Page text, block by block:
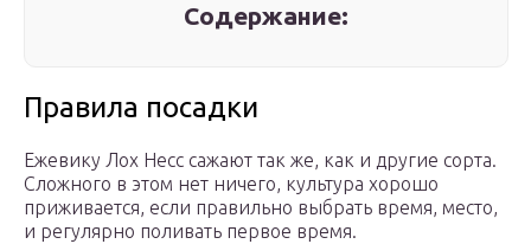
Содержание:
Правила посадки
Ежевику Лох Несс сажают так же, как и другие сорта.
Сложного в этом нет ничего, культура хорошо
приживается, если правильно выбрать время, место,
и регулярно поливать первое время.